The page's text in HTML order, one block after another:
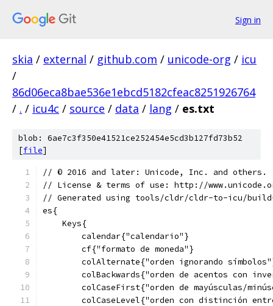
Sign in
skia / external / github.com / unicode-org / icu
/
86d06eca8bae536e1ebcd5182cfeac8251926764
/ . / icu4c / source / data / lang / es.txt
blob: 6ae7c3f350e41521ce252454e5cd3b127fd73b52
[file]
﻿// © 2016 and later: Unicode, Inc. and others.
// License & terms of use: http://
// Generated using tools/cldr/cldr-to-icu/
es{
    Keys{
        calendar{"calendario"}
        cf{"formato de moneda"}
colAlternate{"orden ignorando
colBackwards{"orden de acentos con
colCaseFirst{"orden de mayúsculas/
colCaseLevel{"orden con distinción